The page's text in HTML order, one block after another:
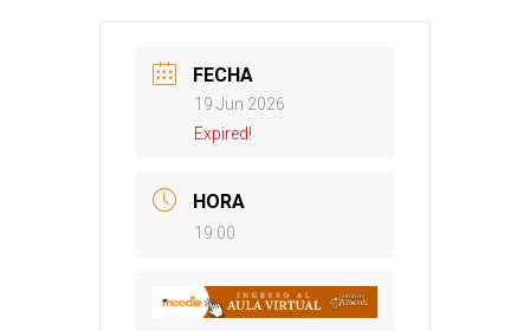
FECHA
19 Jun 2026
Expired!
HORA
19:00